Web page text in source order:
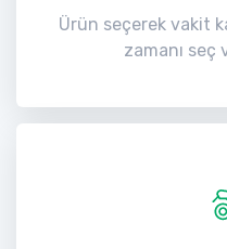
Ürün seçerek vakit
zamanı seç